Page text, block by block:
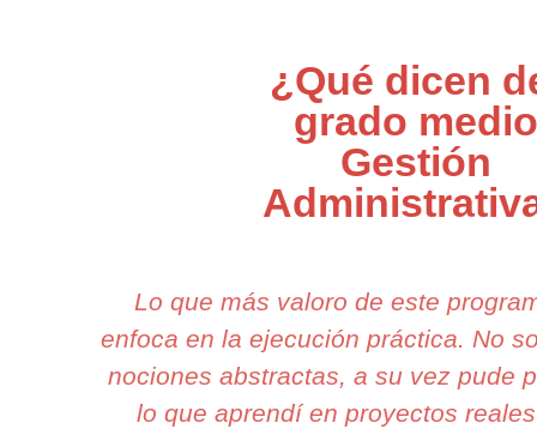
¿Qué dicen
grado medio
Gestión
Lo que más valoro de este
enfoca en la ejecución práctica. No
nociones abstractas, a su vez pude
lo que aprendí en proyectos